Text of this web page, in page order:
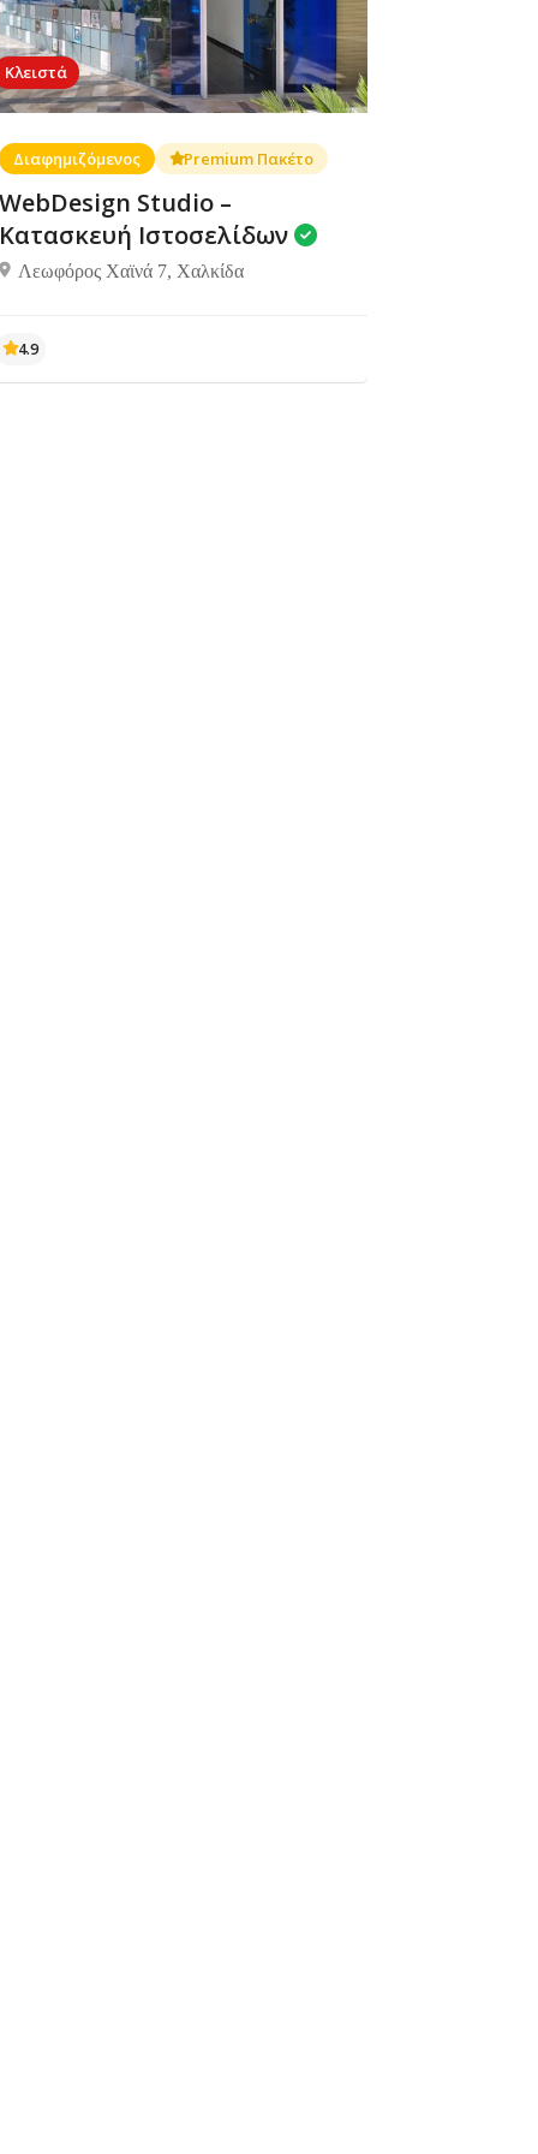
Κλειστά
Διαφημιζόμενος Premium Πακέτο
WebDesign Studio –
Κατασκευή Ιστοσελίδων
Λεωφόρος Χαϊνά 7, Χαλκίδα